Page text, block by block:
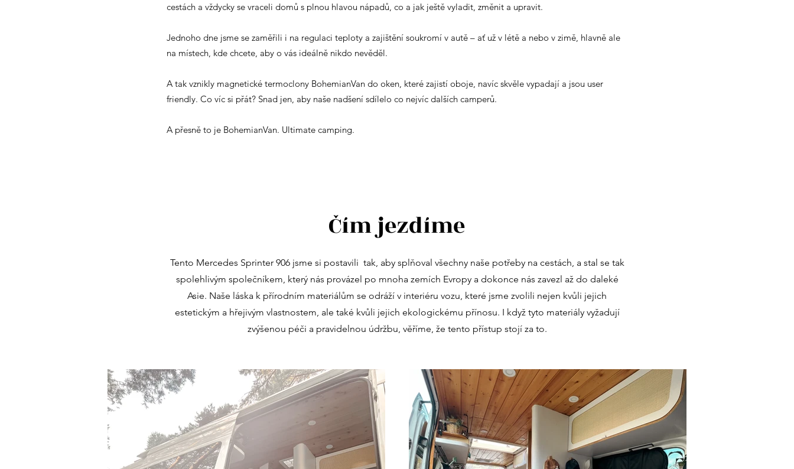
cestách a vždycky se vraceli domů s plnou hlavou nápadů, co a jak ještě vyladit, změnit a upravit.
Jednoho dne jsme se zaměřili i na regulaci teploty a zajištění soukromí v autě – ať už v létě a nebo v zimě, hlavně ale
na místech, kde chcete, aby o vás ideálně nikdo nevěděl.
A tak vznikly magnetické termoclony BohemianVan do oken, které zajistí oboje, navíc skvěle vypadají a jsou user
friendly. Co víc si přát? Snad jen, aby naše nadšení sdílelo co nejvíc dalších camperů.
A přesně to je BohemianVan. Ultimate camping.
Čím jezdíme
Tento Mercedes Sprinter 906 jsme si postavili tak, aby splňoval všechny naše potřeby na cestách, a stal se tak
spolehlivým společníkem, který nás provázel po mnoha zemích Evropy a dokonce nás zavezl až do daleké
Asie. Naše láska k přírodním materiálům se odráží v interiéru vozu, které jsme zvolili nejen kvůli jejich
estetickým a hřejivým vlastnostem, ale také kvůli jejich ekologickému přínosu. I když tyto materiály vyžadují
zvýšenou péči a pravidelnou údržbu, věříme, že tento přístup stojí za to.